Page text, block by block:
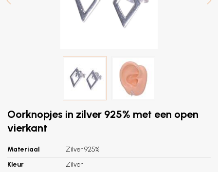
Oorknopjes in zilver 925% met een open
vierkant
Materiaal
Zilver 925%
Kleur
Zilver